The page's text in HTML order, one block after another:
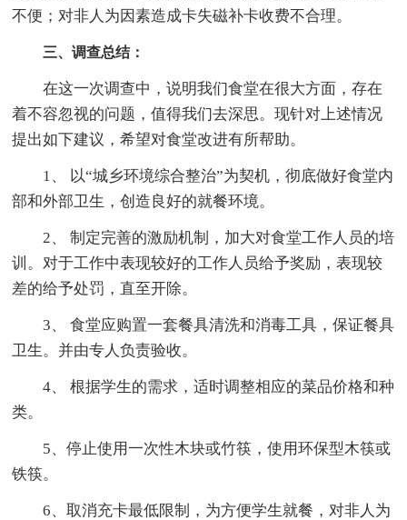
不便；对非人为因素造成卡失磁补卡收费不合理。
三、调查总结：
在这一次调查中，说明我们食堂在很大方面，存在
着不容忽视的问题，值得我们去深思。现针对上述情况
提出如下建议，希望对食堂改进有所帮助。
1、 以“城乡环境综合整治”为契机，彻底做好食堂内
部和外部卫生，创造良好的就餐环境。
2、 制定完善的激励机制，加大对食堂工作人员的培
训。对于工作中表现较好的工作人员给予奖励，表现较
差的给予处罚，直至开除。
3、 食堂应购置一套餐具清洗和消毒工具，保证餐具
卫生。并由专人负责验收。
4、 根据学生的需求，适时调整相应的菜品价格和种
类。
5、停止使用一次性木块或竹筷，使用环保型木筷或
铁筷。
6、取消充卡最低限制，为方便学生就餐，对非人为